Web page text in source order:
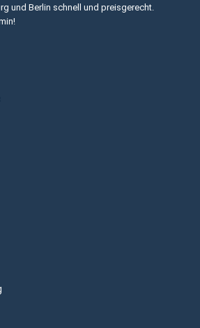
und Berlin schnell und preisgerecht.